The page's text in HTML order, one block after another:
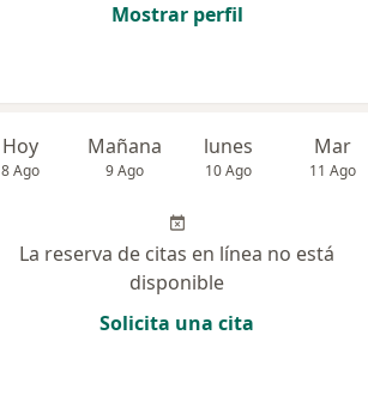
Mostrar perfil
Hoy
8 Ago
Mañana
9 Ago
lunes
10 Ago
Mar
11 Ago
La reserva de citas en línea no está
disponible
Solicita una cita